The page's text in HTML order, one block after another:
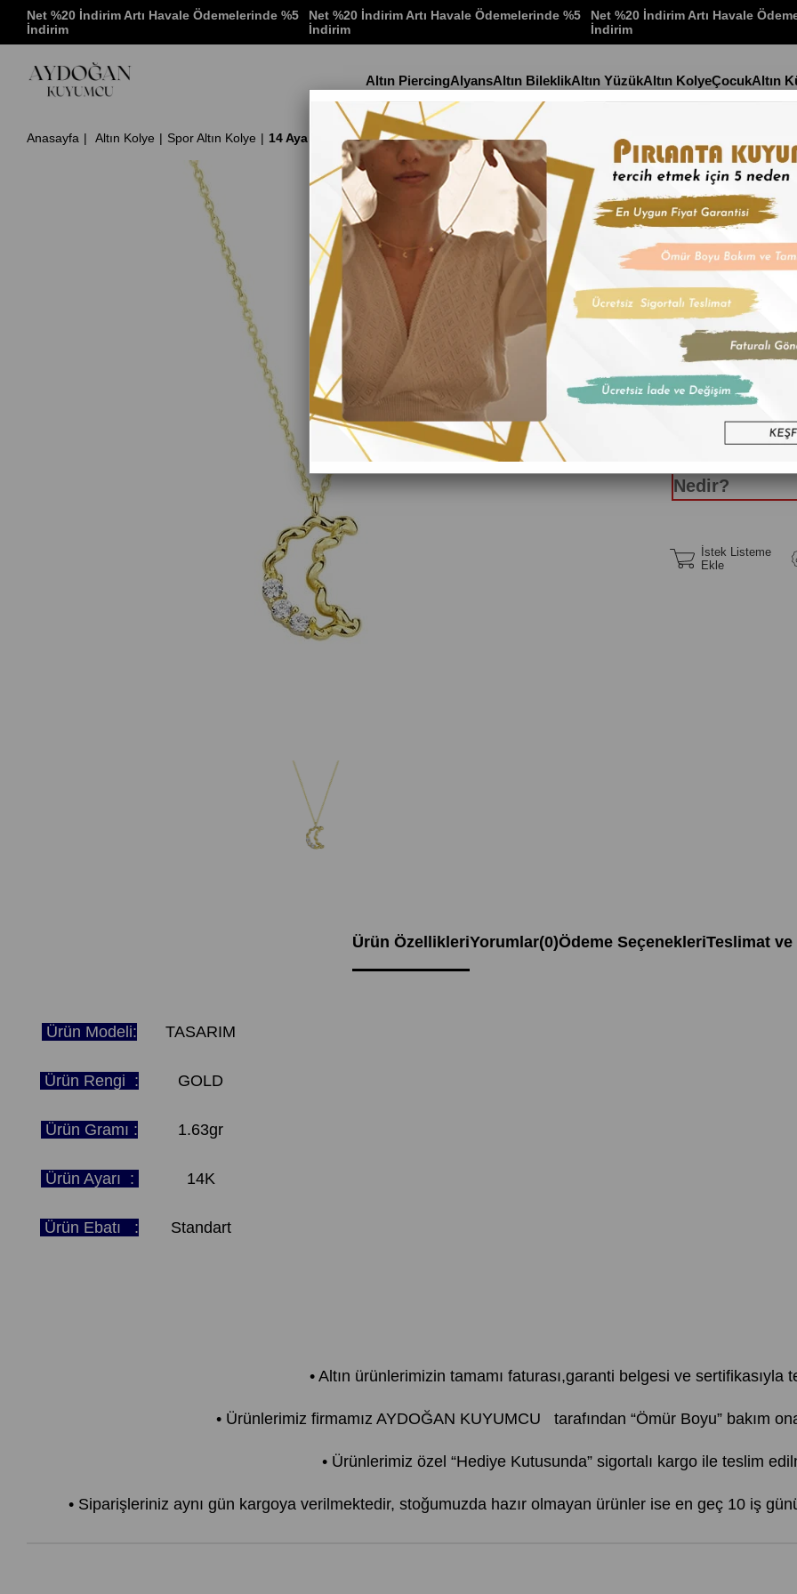
Net %20 İndirim Artı Havale Ödemelerinde %5
İndirim
Net %20 İndirim Artı Havale Ödemelerinde %5
İndirim
Net %20 İndirim Artı Havale
İndirim
Altın PiercingAlyansAltın BileklikAltın YüzükAltın KolyeÇocukAltın
Anasayfa Altın Kolye Spor Altın Kolye 14 Ayar Altın Trend Kolye
Stok Kodu
14 Ayar
İndirim Oranı : %19
₺10.610,60
₺1.768,43 'den
Nedir?
İstek Listeme
Ekle
Ürün ÖzellikleriYorumlar(0)Ödeme SeçenekleriTeslimat ve
Ürün Modeli: TASARIM
Ürün Rengi : GOLD
Ürün Gramı : 1.63gr
Ürün Ayarı : 14K
Ürün Ebatı : Standart
• Altın ürünlerimizin tamamı faturası,garanti belgesi ve sertifikasıyla
• Ürünlerimiz firmamız AYDOĞAN KUYUMCU tarafından “Ömür Boyu” bakım
• Ürünlerimiz özel “Hediye Kutusunda” sigortalı kargo ile teslim
• Siparişleriniz aynı gün kargoya verilmektedir, stoğumuzda hazır olmayan ürünler ise en geç 10 iş